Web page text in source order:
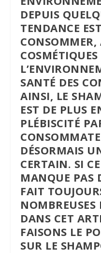
DEPUIS
TENDANCE
CONSOMMER,
SANTÉ DES
AINSI, LE
EST DE PLUS
PLÉBISCITÉ
DÉSORMAIS
CERTAIN. SI
MANQUE PAS
FAIT
NOMBREUSES
DANS CET
FAISONS LE
SUR LE